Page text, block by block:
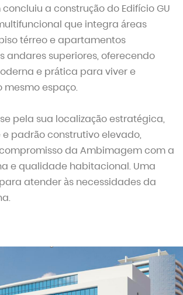
a construção do Edifício GU
que integra áreas
térreo e apartamentos
andares superiores, oferecendo
e prática para viver e
espaço.
pela sua localização estratégica,
padrão construtivo elevado,
da Ambimagem com a
e qualidade habitacional. Uma
atender às necessidades da